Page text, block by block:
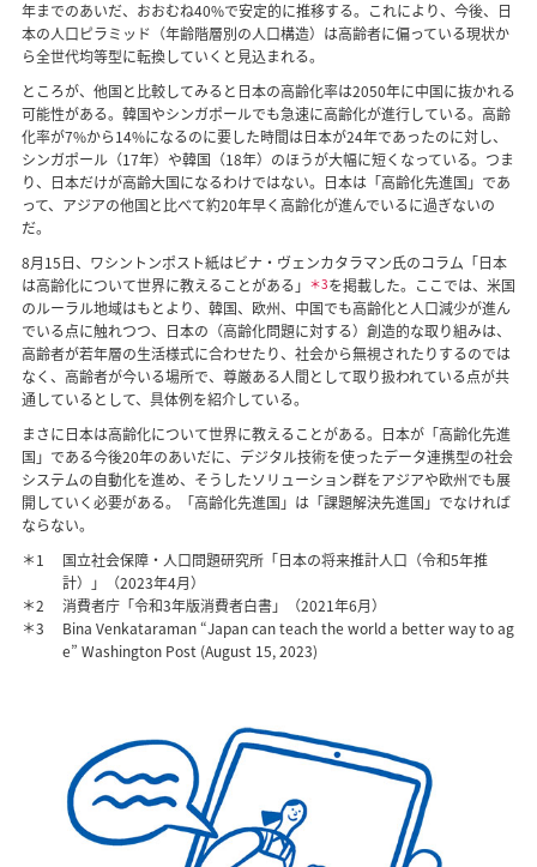
年までのあいだ、おおむね40%で安定的に推移する。これにより、今後、日
本の人口ピラミッド（年齢階層別の人口構造）は高齢者に偏っている現状か
ら全世代均等型に転換していくと見込まれる。
ところが、他国と比較してみると日本の高齢化率は2050年に中国に抜かれる
可能性がある。韓国やシンガポールでも急速に高齢化が進行している。高齢
化率が7%から14%になるのに要した時間は日本が24年であったのに対し、
シンガポール（17年）や韓国（18年）のほうが大幅に短くなっている。つま
り、日本だけが高齢大国になるわけではない。日本は「高齢化先進国」であ
って、アジアの他国と比べて約20年早く高齢化が進んでいるに過ぎないの
だ。
8月15日、ワシントンポスト紙はビナ・ヴェンカタラマン氏のコラム「日本
は高齢化について世界に教えることがある」 ＊3を掲載した。ここでは、米国
のルーラル地域はもとより、韓国、欧州、中国でも高齢化と人口減少が進ん
でいる点に触れつつ、日本の（高齢化問題に対する）創造的な取り組みは、
高齢者が若年層の生活様式に合わせたり、社会から無視されたりするのでは
なく、高齢者が今いる場所で、尊厳ある人間として取り扱われている点が共
通しているとして、具体例を紹介している。
まさに日本は高齢化について世界に教えることがある。日本が「高齢化先進
国」である今後20年のあいだに、デジタル技術を使ったデータ連携型の社会
システムの自動化を進め、そうしたソリューション群をアジアや欧州でも展
開していく必要がある。「高齢化先進国」は「課題解決先進国」でなければ
ならない。
＊1
国立社会保障・人口問題研究所「日本の将来推計人口（令和5年推
計）」（2023年4月）
＊2
消費者庁「令和3年版消費者白書」（2021年6月）
＊3
Bina Venkataraman “Japan can teach the world a better way to ag
e” Washington Post (August 15, 2023)